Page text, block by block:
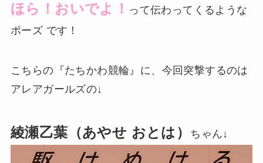
ほら！おいでよ！ って伝わってくるような
ポーズ です！
こちらの『たちかわ競輪』に、今回突撃するのは
アレアガールズの↓
綾瀬乙葉（あやせ おとは） ちゃん↓